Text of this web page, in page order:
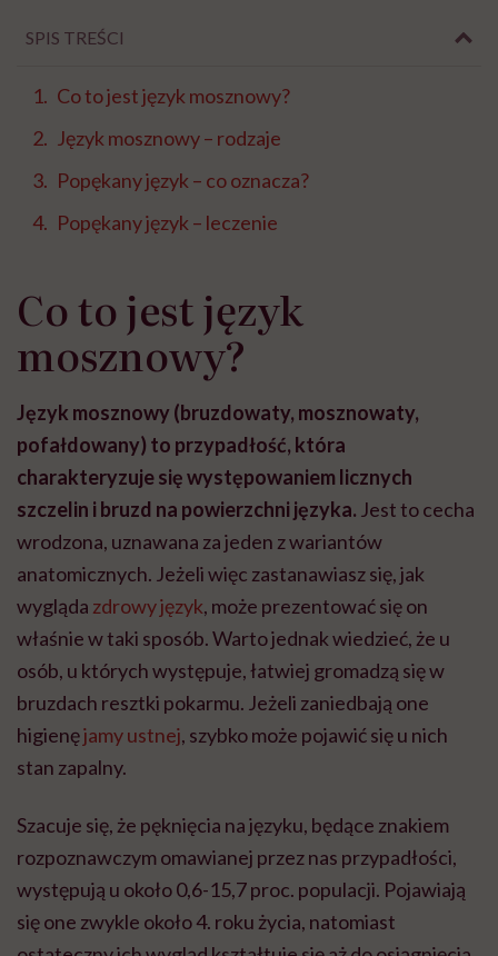
SPIS TREŚCI
Co to jest język mosznowy?
Język mosznowy – rodzaje
Popękany język – co oznacza?
Popękany język – leczenie
Co to jest język
mosznowy?
Język mosznowy (bruzdowaty, mosznowaty,
pofałdowany) to przypadłość, która
charakteryzuje się występowaniem licznych
szczelin i bruzd na powierzchni języka. Jest to cecha
wrodzona, uznawana za jeden z wariantów
anatomicznych. Jeżeli więc zastanawiasz się, jak
wygląda zdrowy język, może prezentować się on
właśnie w taki sposób. Warto jednak wiedzieć, że u
osób, u których występuje,łatwiej gromadzą sięw
bruzdach resztki pokarmu. Jeżeli zaniedbają one
higienęjamy ustnej, szybko może pojawić się u nich
stan zapalny.
Szacuje się, że pęknięcia na języku, będące znakiem
rozpoznawczym omawianej przez nas przypadłości,
występują u około 0,6-15,7 proc. populacji. Pojawiają
się one zwykle około 4. roku życia, natomiast